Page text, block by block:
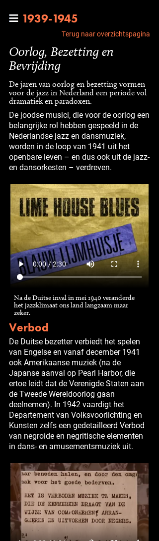
1939-1945
Terug naar overzichtspagina
Oorlog, Bezetting en
Bevrijding
De jaren van oorlog en bezetting vormen
voor de jazz in Nederland een periode vol
dramatiek en paradoxen.
De joodse musici, die voor de oorlog een
belangrijke rol hebben gespeeld in de
Nederlandse jazz en dansmuziek,
worden in de loop van 1941 uit het
openbare leven – en dus ook uit de jazz-
en dansorkesten – verdreven.
Na de Duitse inval in mei 1940 veranderde
het jazzklimaat ons land langzaam maar
zeker.
Verbod
De Duitse bezetter verbiedt het spelen
van Engelse en vanaf december 1941
ook Amerikaanse muziek (na de
Japanse aanval op Pearl Harbor, die
ertoe leidt dat de Verenigde Staten aan
de Tweede Wereldoorlog gaan
deelnemen). In 1942 vaardigt het
Departement van Volksvoorlichting en
Kunsten zelfs een gedetailleerd Verbod
van negroide en negritische elementen
in dans- en amusementsmuziek uit.